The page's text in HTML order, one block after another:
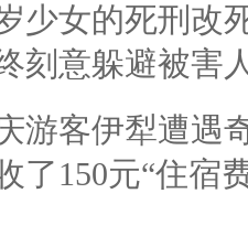
少女的死刑改
刻意躲避被害
游客伊犁遭遇
了150元“住宿